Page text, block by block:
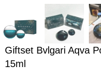
Giftset Bvlgari Aqva
15ml